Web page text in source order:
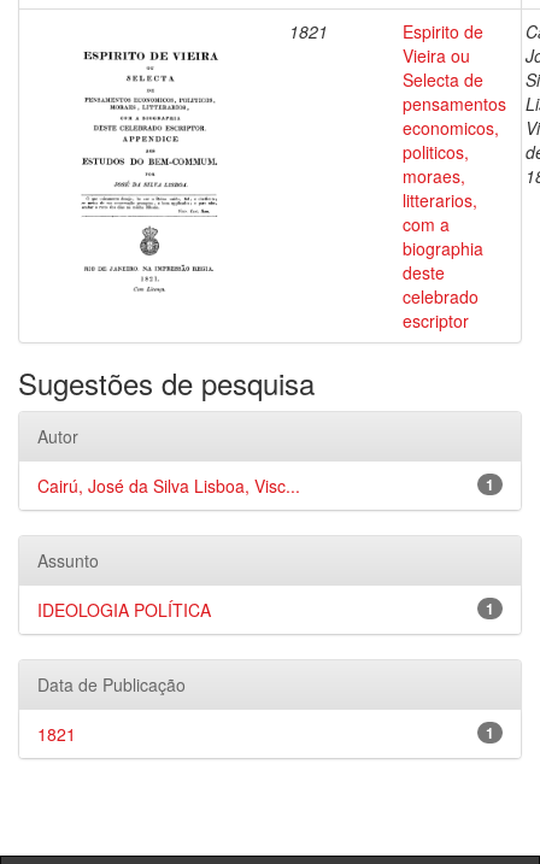
1821
Espirito de
Vieira ou
Selecta de
pensamentos
economicos,
politicos,
moraes,
litterarios,
com a
biographia
deste
celebrado
escriptor
Sugestões de pesquisa
Autor
1
Cairú, José da Silva Lisboa, Visc...
Assunto
1
IDEOLOGIA POLÍTICA
Data de Publicação
1
1821